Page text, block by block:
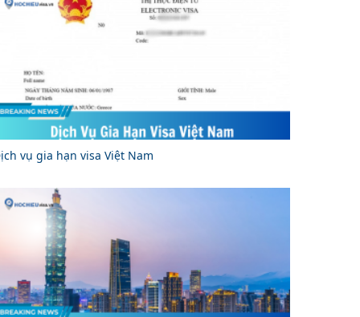
vụ gia hạn visa Việt Nam